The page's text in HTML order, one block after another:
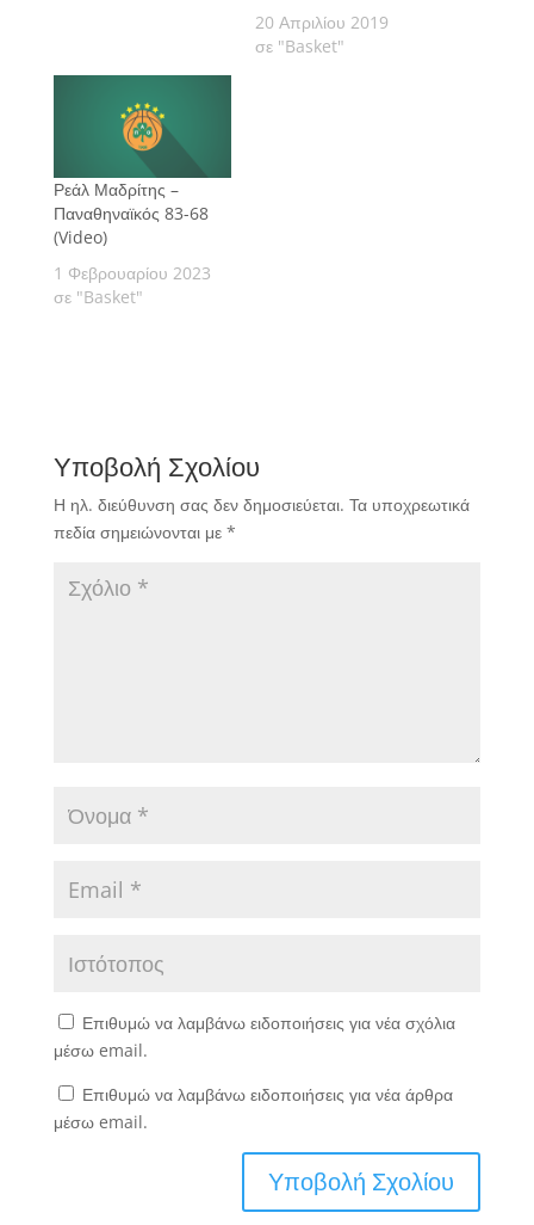
20 Απριλίου 2019
σε "Basket"
Ρεάλ Μαδρίτης –
Παναθηναϊκός 83-68
(Video)
1 Φεβρουαρίου 2023
σε "Basket"
Υποβολή Σχολίου
Η ηλ. διεύθυνση σας δεν δημοσιεύεται. Τα υποχρεωτικά
πεδία σημειώνονται με *
Επιθυμώ να λαμβάνω ειδοποιήσεις για νέα σχόλια
μέσω email.
Επιθυμώ να λαμβάνω ειδοποιήσεις για νέα άρθρα
μέσω email.